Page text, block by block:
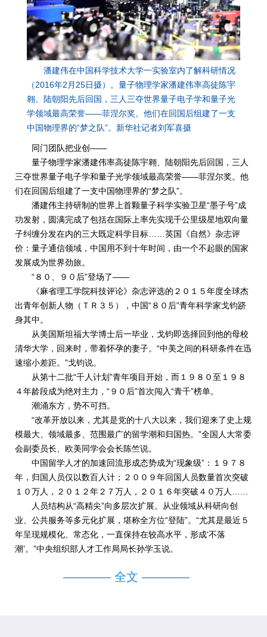
潘建伟在中国科学技术大学一实验室内了解科研情况
（2016年2月25日摄）。量子物理学家潘建伟率高徒陈宇
翱、陆朝阳先后回国，三人三夺世界量子电子学和量子光
学领域最高荣誉——菲涅尔奖。他们在回国后组建了一支
中国物理界的“梦之队”。新华社记者刘军喜摄
同门团队把业创——
量子物理学家潘建伟率高徒陈宇翱、陆朝阳先后回国，三人
三夺世界量子电子学和量子光学领域最高荣誉——菲涅尔奖。他
们在回国后组建了一支中国物理界的“梦之队”。
潘建伟主持研制的世界上首颗量子科学实验卫星“墨子号”成
功发射，圆满完成了包括在国际上率先实现千公里级星地双向量
子纠缠分发在内的三大既定科学目标……英国《自然》杂志评
价：量子通信领域，中国用不到十年时间，由一个不起眼的国家
发展成为世界劲旅。
“８０、９０后”登场了——
《麻省理工学院科技评论》杂志评选的２０１５年度全球杰
出青年创新人物（ＴＲ３５），中国“８０后”青年科学家戈钧跻
身其中。
从美国斯坦福大学博士后一毕业，戈钧即选择回到他的母校
清华大学，回来时，带着怀孕的妻子。“中美之间的科研条件在迅
速缩小差距。”戈钧说。
从第十二批“千人计划”青年项目开始，而１９８０至１９８
４年龄段成为绝对主力，“９０后”首次闯入“青千”榜单。
潮涌东方，势不可挡。
“改革开放以来，尤其是党的十八大以来，我们迎来了史上规
模最大、领域最多、范围最广的留学潮和归国热。”全国人大常委
会副委员长、欧美同学会会长陈竺说。
中国留学人才的加速回流形成态势成为“现象级”：１９７８
年，归国人员仅以数百人计；２００９年回国人员数量首次突破
１０万人，２０１２年２７万人，２０１６年突破４０万人……
人员结构从“高精尖”向多层次扩展。从业领域从科研向创
业、公共服务等多元化扩展，堪称全方位“登陆”。“尤其是最近５
年呈现规模化、常态化，一直保持在较高水平，形成‘不落
潮’。”中央组织部人才工作局局长孙学玉说。
———— 全文 ————